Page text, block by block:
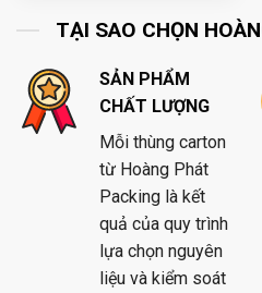
TẠI SAO CHỌN
SẢN PHẨM
CHẤT LƯỢNG
Mỗi thùng carton
từ Hoàng Phát
Packing là kết
quả của quy trình
lựa chọn nguyên
liệu và kiểm soát